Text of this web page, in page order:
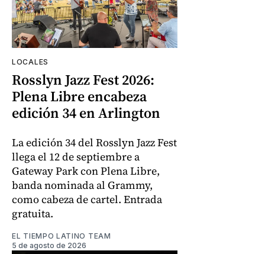
LOCALES
Rosslyn Jazz Fest 2026:
Plena Libre encabeza
edición 34 en Arlington
La edición 34 del Rosslyn Jazz Fest
llega el 12 de septiembre a
Gateway Park con Plena Libre,
banda nominada al Grammy,
como cabeza de cartel. Entrada
gratuita.
EL TIEMPO LATINO TEAM
5 de agosto de 2026